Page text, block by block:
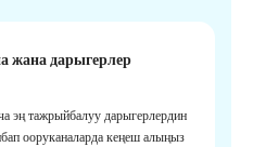
жана дарыгерлер
эң тажрыйбалуу дарыгерлердин
ооруканаларда кеңеш алыңыз